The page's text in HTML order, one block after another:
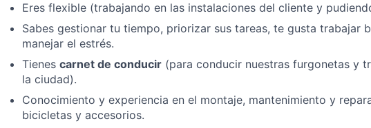
Eres flexible (trabajando en las instalaciones del cliente y
Sabes gestionar tu tiempo, priorizar sus tareas, te gusta trabajar
manejar el estrés.
Tienes carnet de conducir (para conducir nuestras furgonetas y
la ciudad).
Conocimiento y experiencia en el montaje, mantenimiento y
bicicletas y accesorios.